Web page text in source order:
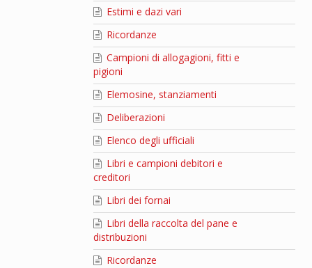
Estimi e dazi vari
Ricordanze
Campioni di allogagioni, fitti e
pigioni
Elemosine, stanziamenti
Deliberazioni
Elenco degli ufficiali
Libri e campioni debitori e
creditori
Libri dei fornai
Libri della raccolta del pane e
distribuzioni
Ricordanze